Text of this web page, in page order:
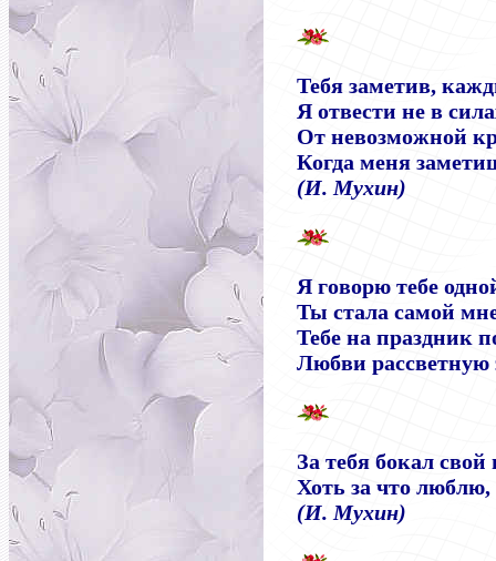
Тебя заметив,
Я отвести не в
От невозможной
Когда меня
(И. Мухин)
Я говорю тебе
Ты стала самой
Тебе на праздник
Любви рассветную
За тебя бокал
Хоть за что
(И. Мухин)